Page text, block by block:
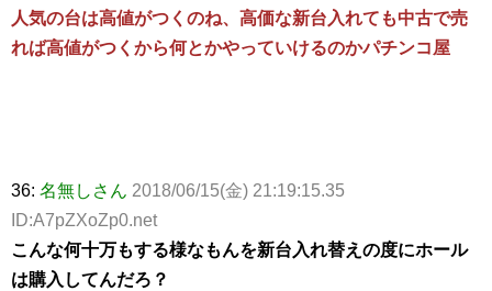
人気の台は高値がつくのね、高価な新台入れても中古で売
れば高値がつくから何とかやっていけるのかパチンコ屋
36: 名無しさん 2018/06/15(金) 21:19:15.35
ID:A7pZXoZp0.net
こんな何十万もする様なもんを新台入れ替えの度にホール
は購入してんだろ？